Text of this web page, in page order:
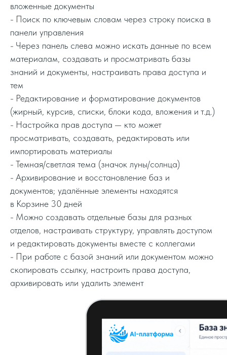
вложенные документы
- Поиск по ключевым словам через строку поиска в
панели управления
- Через панель слева можно искать данные по всем
материалам, создавать и просматривать базы
знаний и документы, настраивать права доступа и
тем
- Редактирование и форматирование документов
(жирный, курсив, списки, блоки кода, вложения и т.д.)
- Настройка прав доступа — кто может
просматривать, создавать, редактировать или
импортировать материалы
- Темная/светлая тема (значок луны/солнца)
- Архивирование и восстановление баз и
документов; удалённые элементы находятся
в Корзине 30 дней
- Можно создавать отдельные базы для разных
отделов, настраивать структуру, управлять доступом
и редактировать документы вместе с коллегами
- При работе с базой знаний или документом можно
скопировать ссылку, настроить права доступа,
архивировать или удалить элемент